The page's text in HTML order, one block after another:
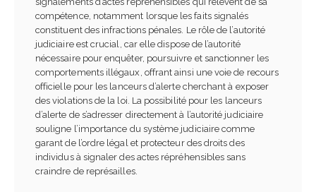
compétence, notamment lorsque les faits signalés
constituent des infractions pénales. Le rôle de l’autorité
judiciaire est crucial, car elle dispose de l’autorité
nécessaire pour enquêter, poursuivre et sanctionner les
comportements illégaux, offrant ainsi une voie de recours
officielle pour les lanceurs d’alerte cherchant à exposer
des violations de la loi. La possibilité pour les lanceurs
d’alerte de s’adresser directement à l’autorité judiciaire
souligne l’importance du système judiciaire comme
garant de l’ordre légal et protecteur des droits des
individus à signaler des actes répréhensibles sans
craindre de représailles.